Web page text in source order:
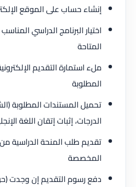
إنشاء حساب على الموقع
اختيار البرنامج الدراسي
المتاحة
ملء استمارة التقديم
المطلوبة
تحميل المستندات المطلوبة
الدرجات، إثبات إتقان اللغة
تقديم طلب المنحة الدراسية
المخصصة